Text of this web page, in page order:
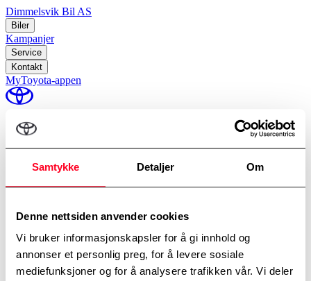
Samtykke Detaljer Om
Denne nettsiden anvender cookies
Vi bruker informasjonskapsler for å gi innhold og
annonser et personlig preg, for å levere sosiale
mediefunksjoner og for å analysere trafikken vår. Vi deler
Dimmelsvik Bil AS
Biler
Kampanjer
Service
Kontakt
MyToyota-appen
Original Toyota-service
Online timebestilling
Bestill time til service rett i vår online kalender.